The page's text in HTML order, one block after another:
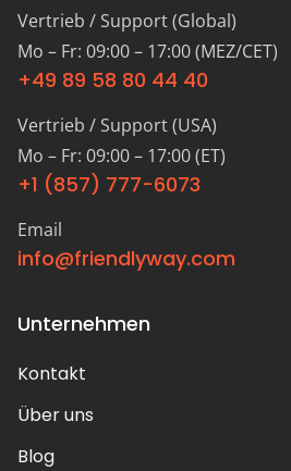
Vertrieb / Support (Global)
Mo – Fr: 09:00 – 17:00 (MEZ/CET)
+49 89 58 80 44 40
Vertrieb / Support (USA)
Mo – Fr: 09:00 – 17:00 (ET)
+1 (857) 777-6073
Email
info@friendlyway.com
Unternehmen
Kontakt
Über uns
Blog